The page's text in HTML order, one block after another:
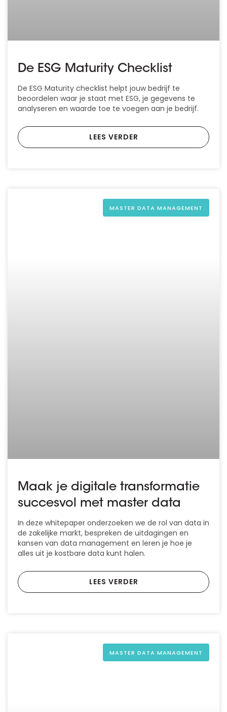
De ESG Maturity Checklist
De ESG Maturity checklist helpt jouw bedrijf te
beoordelen waar je staat met ESG, je gegevens te
analyseren en waarde toe te voegen aan je bedrijf.
LEES VERDER
MASTER DATA MANAGEMENT
Maak je digitale transformatie
succesvol met master data
In deze whitepaper onderzoeken we de rol van data in
de zakelijke markt, bespreken de uitdagingen en
kansen van data management en leren je hoe je
alles uit je kostbare data kunt halen.
LEES VERDER
MASTER DATA MANAGEMENT